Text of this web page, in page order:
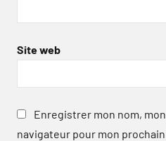
Site web
Enregistrer mon nom,
navigateur pour mon